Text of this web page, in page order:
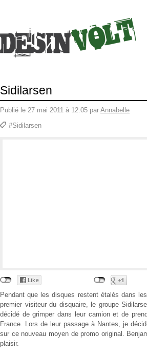
Sidilarsen
Publié le 27 mai 2011 à 12:05 par Annabelle
#Sidilarsen
Pendant que les disques restent étalés dans
premier visiteur du disquaire, le groupe
décidé de grimper dans leur camion et de
France. Lors de leur passage à Nantes, je
sur ce nouveau moyen de promo original.
plaisir.